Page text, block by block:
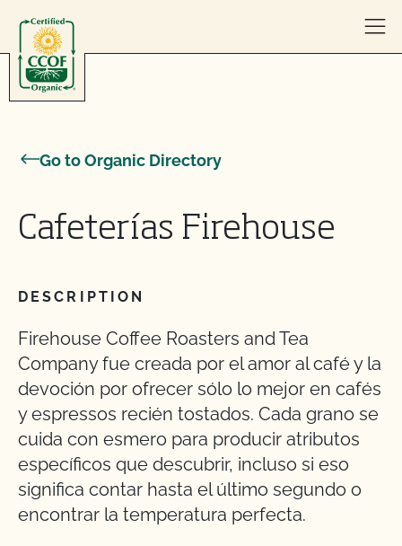
Go to Organic Directory
Cafeterías Firehouse
DESCRIPTION
Firehouse Coffee Roasters and Tea
Company fue creada por el amor al café y la
devoción por ofrecer sólo lo mejor en cafés
y espressos recién tostados. Cada grano se
cuida con esmero para producir atributos
específicos que descubrir, incluso si eso
significa contar hasta el último segundo o
encontrar la temperatura perfecta.